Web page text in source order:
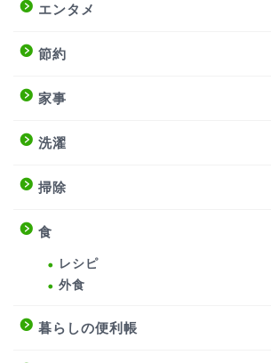
エンタメ
節約
家事
洗濯
掃除
食
レシピ
外食
暮らしの便利帳